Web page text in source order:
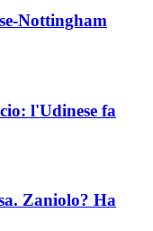
Nottingham
l'Udinese fa
Zaniolo? Ha